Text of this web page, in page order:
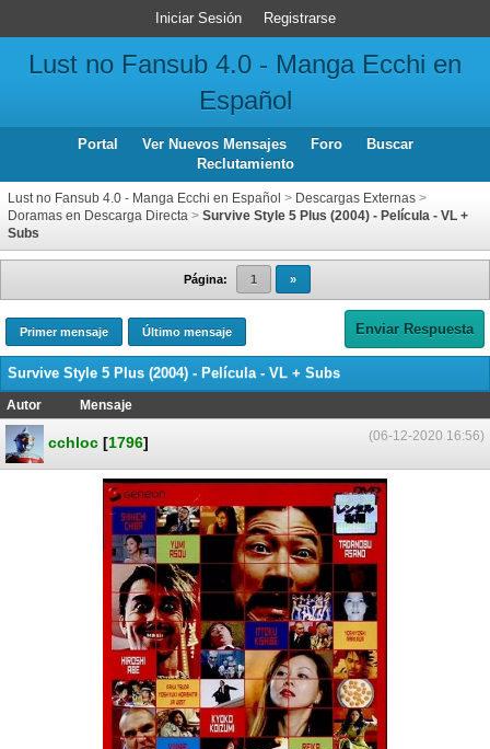
Iniciar Sesión Registrarse
Lust no Fansub 4.0 - Manga Ecchi en
Español
Portal Ver Nuevos Mensajes Foro
Buscar
Reclutamiento
Lust no Fansub 4.0 - Manga Ecchi en Español > Descargas Externas >
Doramas en Descarga Directa > Survive Style 5 Plus (2004) - Película - VL +
Subs
Página: 1 »
Primer mensaje Último mensaje Enviar Respuesta
Survive Style 5 Plus (2004) - Película - VL + Subs
Autor
Mensaje
(06-12-2020 16:56)
cchloc [1796]